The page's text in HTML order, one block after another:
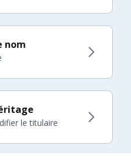
nom
le titulaire